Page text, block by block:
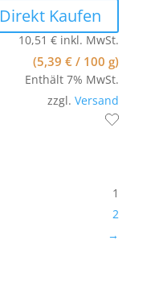
Direkt Kaufen
10,51€ inkl. MwSt.
(5,39€ / 100 g)
Enthält 7% MwSt.
zzgl.Versand
1
2
→